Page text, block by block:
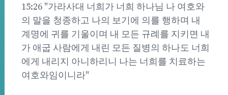
15:26 "가라사대 너희가 너희 하나님 나 여호와
의 말을 청종하고 나의 보기에 의를 행하며 내
계명에 귀를 기울이며 내 모든 규례를 지키면 내
가 애굽 사람에게 내린 모든 질병의 하나도 너희
에게 내리지 아니하리니 나는 너희를 치료하는
여호와임이니라"